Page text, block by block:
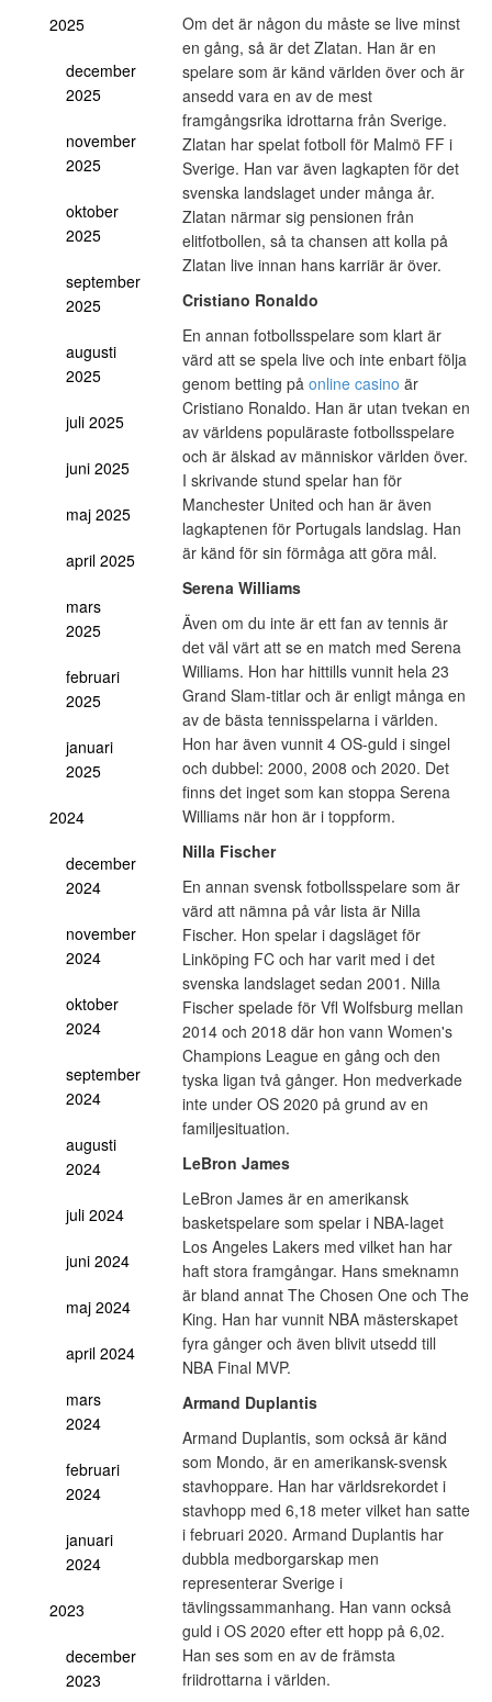
2025
december
2025
november
2025
oktober
2025
september
2025
augusti
2025
juli 2025
juni 2025
maj 2025
april 2025
mars
2025
februari
2025
januari
2025
2024
december
2024
november
2024
oktober
2024
september
2024
augusti
2024
juli 2024
juni 2024
maj 2024
april 2024
mars
2024
februari
2024
januari
2024
2023
december
2023
Om det är någon du måste se live minst
en gång, så är det Zlatan. Han är en
spelare som är känd världen över och är
ansedd vara en av de mest
framgångsrika idrottarna från Sverige.
Zlatan har spelat fotboll för Malmö FF i
Sverige. Han var även lagkapten för det
svenska landslaget under många år.
Zlatan närmar sig pensionen från
elitfotbollen, så ta chansen att kolla på
Zlatan live innan hans karriär är över.
Cristiano Ronaldo
En annan fotbollsspelare som klart är
värd att se spela live och inte enbart följa
genom betting på online casino är
Cristiano Ronaldo. Han är utan tvekan en
av världens populäraste fotbollsspelare
och är älskad av människor världen över.
I skrivande stund spelar han för
Manchester United och han är även
lagkaptenen för Portugals landslag. Han
är känd för sin förmåga att göra mål.
Serena Williams
Även om du inte är ett fan av tennis är
det väl värt att se en match med Serena
Williams. Hon har hittills vunnit hela 23
Grand Slam-titlar och är enligt många en
av de bästa tennisspelarna i världen.
Hon har även vunnit 4 OS-guld i singel
och dubbel: 2000, 2008 och 2020. Det
finns det inget som kan stoppa Serena
Williams när hon är i toppform.
Nilla Fischer
En annan svensk fotbollsspelare som är
värd att nämna på vår lista är Nilla
Fischer. Hon spelar i dagsläget för
Linköping FC och har varit med i det
svenska landslaget sedan 2001. Nilla
Fischer spelade för Vfl Wolfsburg mellan
2014 och 2018 där hon vann Women's
Champions League en gång och den
tyska ligan två gånger. Hon medverkade
inte under OS 2020 på grund av en
familjesituation.
LeBron James
LeBron James är en amerikansk
basketspelare som spelar i NBA-laget
Los Angeles Lakers med vilket han har
haft stora framgångar. Hans smeknamn
är bland annat The Chosen One och The
King. Han har vunnit NBA mästerskapet
fyra gånger och även blivit utsedd till
NBA Final MVP.
Armand Duplantis
Armand Duplantis, som också är känd
som Mondo, är en amerikansk-svensk
stavhoppare. Han har världsrekordet i
stavhopp med 6,18 meter vilket han satte
i februari 2020. Armand Duplantis har
dubbla medborgarskap men
representerar Sverige i
tävlingssammanhang. Han vann också
guld i OS 2020 efter ett hopp på 6,02.
Han ses som en av de främsta
friidrottarna i världen.